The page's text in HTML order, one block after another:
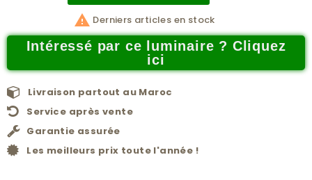
 Derniers articles en stock
Intéressé par ce luminaire ? Cliquez
ici
Livraison partout au Maroc
Service après vente
Garantie assurée
Les meilleurs prix toute l'année !